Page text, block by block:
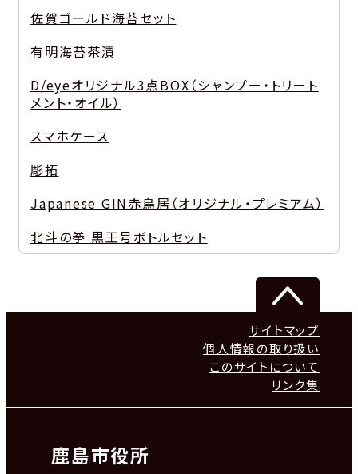
佐賀ゴールド海苔セット
有明海苔茶漬
D/eyeオリジナル3点BOX（シャンプー・トリート
メント・オイル）
スマホケース
彫拓
Japanese GIN赤鳥居（オリジナル・プレミアム）
北斗の拳 黒王号ボトルセット
サイトマップ
個人情報の取り扱い
このサイトについて
リンク集
鹿島市役所